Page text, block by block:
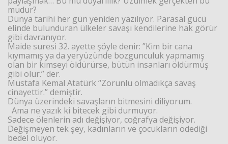
mudur?
Dünya tarihi her gün yeniden yazılıyor. Parasal gücü
elinde bulunduran ülkeler savaşı kendilerine hak görür
gibi davranıyor.
Maide suresi 32. ayette şöyle denir: ”Kim bir cana
kıymamış ya da yeryüzünde bozgunculuk yapmamış
olan bir kimseyi öldürürse, bütün insanları öldürmüş
gibi olur.” der.
Mustafa Kemal Atatürk “Zorunlu olmadıkça savaş
cinayettir.” demiştir.
Dünya üzerindeki savaşların bitmesini diliyorum.
Ama ne yazık ki bitecek gibi durmuyor.
Sadece ölenlerin adı değişiyor, coğrafya değişiyor.
Değişmeyen tek şey, kadınların ve çocukların ödediği
bedel oluyor.